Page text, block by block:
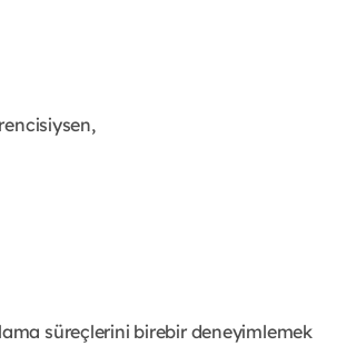
süreçlerini birebir deneyimlemek